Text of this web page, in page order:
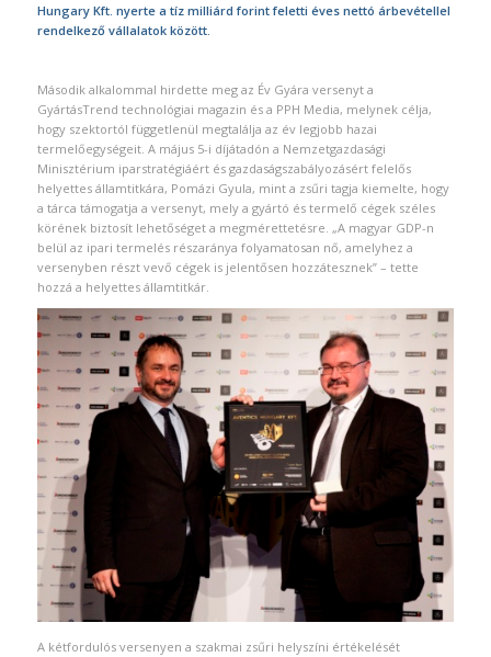
Hungary Kft. nyerte a tíz milliárd forint feletti éves nettó árbevétellel
rendelkező vállalatok között.
Második alkalommal hirdette meg az Év Gyára versenyt a
GyártásTrend technológiai magazin és a PPH Media, melynek célja,
hogy szektortól függetlenül megtalálja az év legjobb hazai
termelőegységeit. A május 5-i díjátadón a Nemzetgazdasági
Minisztérium iparstratégiáért és gazdaságszabályozásért felelős
helyettes államtitkára, Pomázi Gyula, mint a zsűri tagja kiemelte, hogy
a tárca támogatja a versenyt, mely a gyártó és termelő cégek széles
körének biztosít lehetőséget a megmérettetésre. „A magyar GDP-n
belül az ipari termelés részaránya folyamatosan nő, amelyhez a
versenyben részt vevő cégek is jelentősen hozzátesznek” – tette
hozzá a helyettes államtitkár.
A kétfordulós versenyen a szakmai zsűri helyszíni értékelését